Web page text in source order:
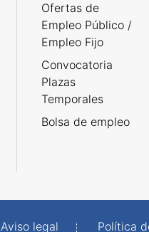
Ofertas de
Empleo Público /
Empleo Fijo
Convocatoria
Plazas
Temporales
Bolsa de empleo
Aviso legal Política